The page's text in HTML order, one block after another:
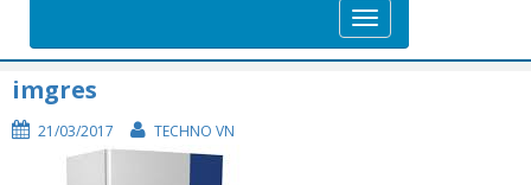
T
o
imgres
21/03/2017 TECHNO VN